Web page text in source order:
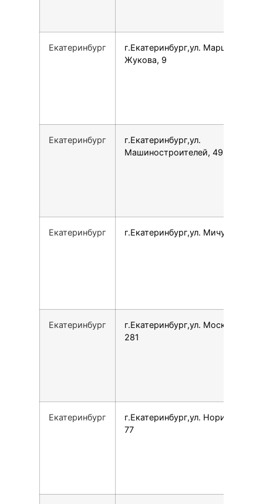
Екатеринбург
г.Екатеринбург,ул. Маршала
Жукова, 9
Екатеринбург
г.Екатеринбург,ул.
Машиностроителей, 49
Екатеринбург г.Екатеринбург,ул. Мичурина, 47
Екатеринбург
г.Екатеринбург,ул. Московская,
281
Екатеринбург
г.Екатеринбург,ул. Норильская,
77